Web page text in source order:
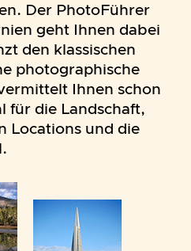
Der PhotoFührer
geht Ihnen dabei
den klassischen
photographische
Ihnen schon
für die Landschaft,
Locations und die